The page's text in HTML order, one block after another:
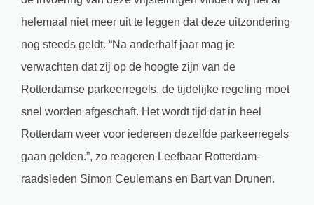
helemaal niet meer uit te leggen dat deze uitzondering
nog steeds geldt. “Na anderhalf jaar mag je
verwachten dat zij op de hoogte zijn van de
Rotterdamse parkeerregels, de tijdelijke regeling moet
snel worden afgeschaft. Het wordt tijd dat in heel
Rotterdam weer voor iedereen dezelfde parkeerregels
gaan gelden.”, zo reageren Leefbaar Rotterdam-
raadsleden Simon Ceulemans en Bart van Drunen.